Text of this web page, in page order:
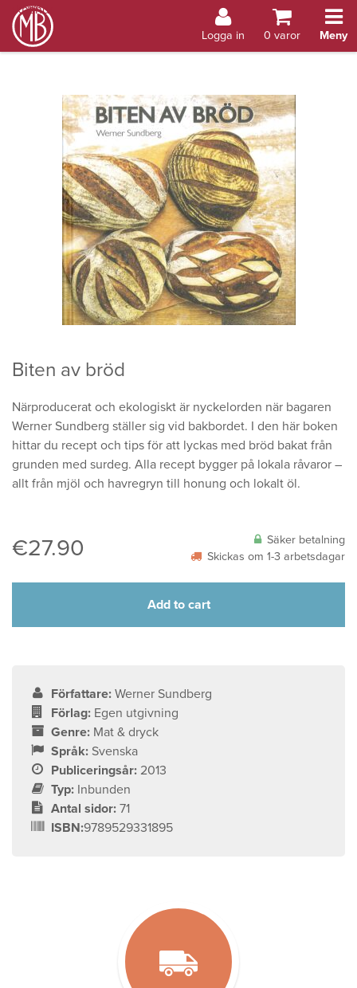
Åland
Logga in 0 varor Meny
Biten av bröd
Närproducerat och ekologiskt är nyckelorden när bagaren
Werner Sundberg ställer sig vid bakbordet. I den här boken
hittar du recept och tips för att lyckas med bröd bakat från
grunden med surdeg. Alla recept bygger på lokala råvaror –
allt från mjöl och havregryn till honung och lokalt öl.
€27.90
Säker betalning
Skickas om 1-3 arbetsdagar
Add to cart
Författare: Werner Sundberg
Förlag: Egen utgivning
Genre: Mat & dryck
Språk: Svenska
Publiceringsår: 2013
Typ: Inbunden
Antal sidor: 71
ISBN:9789529331895